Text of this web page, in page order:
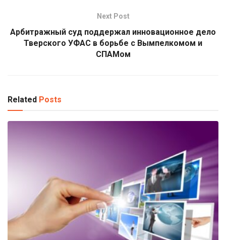
Next Post
Арбитражный суд поддержал инновационное дело
Тверского УФАС в борьбе с Вымпелкомом и
СПАМом
Related Posts